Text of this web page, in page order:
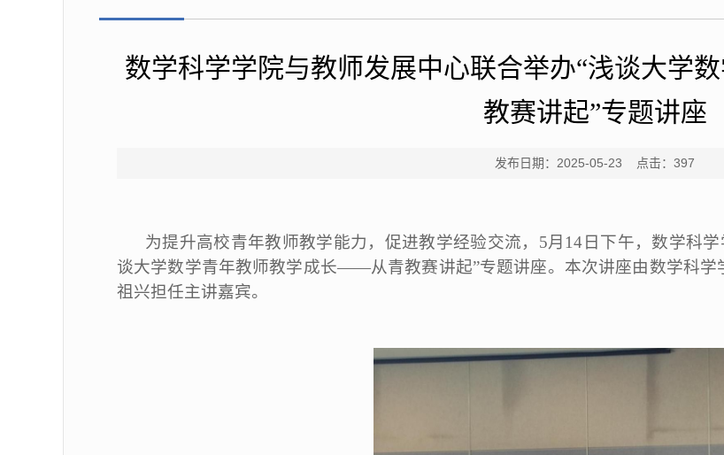
数学科学学院与教师发展中心联合举办“浅谈大学
教赛讲起”专题讲座
发布日期：2025-05-23 点击： 397
为提升高校青年教师教学能力，促进教学经验交流，5月14日下午，数学科
谈大学数学青年教师教学成长——从青教赛讲起”专题讲座。本次讲座由数学科学
祖兴担任主讲嘉宾。